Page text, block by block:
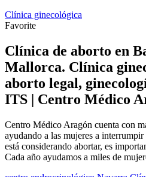
Clínica ginecológica
Favorite
Clínica de aborto en
Mallorca. Clínica
aborto legal,
ITS | Centro Médico
Centro Médico Aragón cuenta con
ayudando a las mujeres a
está considerando abortar, es
Cada año ayudamos a miles de